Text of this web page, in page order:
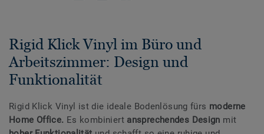
Rigid Klick Vinyl im Büro und
Arbeitszimmer: Design und
Funktionalität
Rigid Klick Vinyl ist die ideale Bodenlösung fürs moderne
Home Office. Es kombiniert ansprechendes Design mit